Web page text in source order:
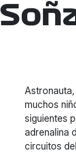
muchos
siguientes
adrenalina
circuitos